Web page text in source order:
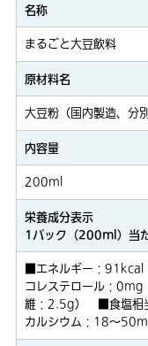
名称
まるごと大豆飲料
原材料名
大豆粉（国内製造、分
内容量
200ml
栄養成分表示
1パック（200ml）当
■エネルギー：
コレステロール：
維：2.5g） ■食塩
カルシウム：18～